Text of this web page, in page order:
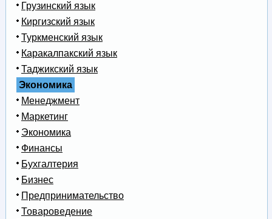
Грузинский язык
Киргизский язык
Туркменский язык
Каракалпакский язык
Таджикский язык
Экономика
Менеджмент
Маркетинг
Экономика
Финансы
Бухгалтерия
Бизнес
Предпринимательство
Товароведение